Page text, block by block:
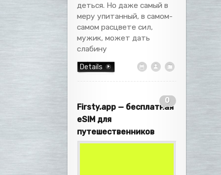
деться. Но даже самый в
меру упитанный, в самом-
самом расцвете сил,
мужик, может дать
слабину
Details
0
Firsty.app — бесплатная
eSIM для
путешественников